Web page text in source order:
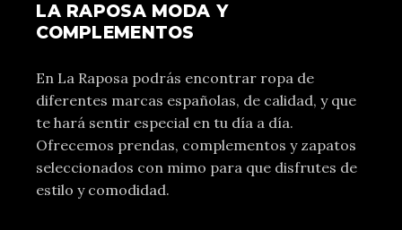
LA RAPOSA MODA Y
COMPLEMENTOS
En La Raposa podrás encontrar ropa de
diferentes marcas españolas, de calidad, y que
te hará sentir especial en tu día a día.
Ofrecemos prendas, complementos y zapatos
seleccionados con mimo para que disfrutes de
estilo y comodidad.